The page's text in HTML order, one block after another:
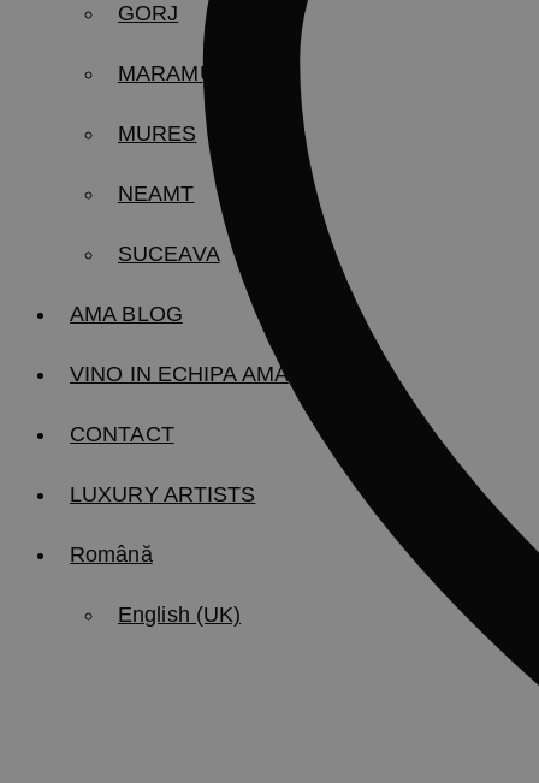
GORJ
MARAMURES
MURES
NEAMT
SUCEAVA
AMA BLOG
VINO IN ECHIPA AMA
CONTACT
LUXURY ARTISTS
Română
English (UK)